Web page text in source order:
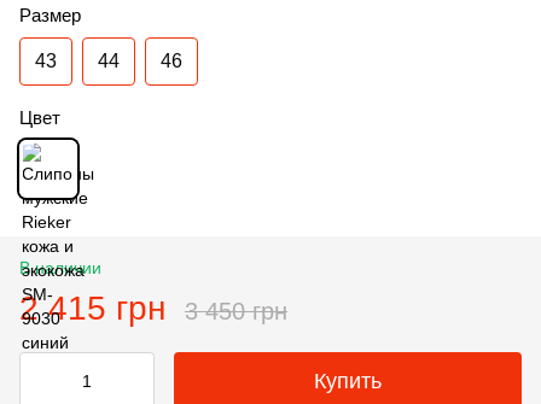
Размер
43 44 46
Цвет
В наличии
2 415 грн 3 450 грн
Купить